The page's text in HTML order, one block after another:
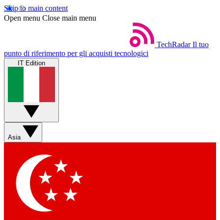
Skip to main content
Open menu Close main menu
TechRadar Il tuo
punto di riferimento per gli acquisti tecnologici
IT Edition
Asia